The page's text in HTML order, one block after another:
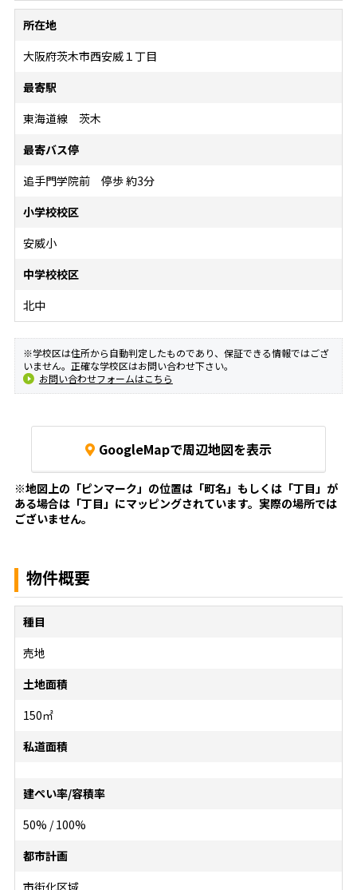
所在地
大阪府茨木市西安威１丁目
最寄駅
東海道線 茨木
最寄バス停
追手門学院前 停歩 約3分
小学校校区
安威小
中学校校区
北中
※学校区は住所から自動判定したものであり、保証できる情報ではござ
いません。正確な学校区はお問い合わせ下さい。
お問い合わせフォームはこちら
GoogleMapで周辺地図を表示
※地図上の「ピンマーク」の位置は「町名」もしくは「丁目」が
ある場合は「丁目」にマッピングされています。 実際の場所では
ございません。
物件概要
種目
売地
土地面積
150㎡
私道面積
建ぺい率/容積率
50% / 100%
都市計画
市街化区域